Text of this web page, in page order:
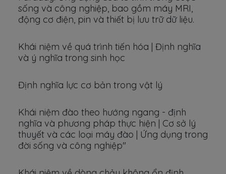
sống và công nghiệp, bao gồm máy MRI,
động cơ điện, pin và thiết bị lưu trữ dữ liệu.
Khái niệm về quá trình tiến hóa | Định nghĩa
và ý nghĩa trong sinh học
Định nghĩa lực cơ bản trong vật lý
Khái niệm đào theo hướng ngang - định
nghĩa và phương pháp thực hiện | Cơ sở lý
thuyết và các loại máy đào | Ứng dụng trong
đời sống và công nghiệp"